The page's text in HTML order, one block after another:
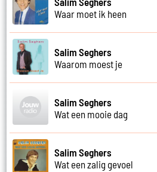
Waar moet ik heen
Salim Seghers
Waarom moest je
Salim Seghers
Wat een mooie dag
Salim Seghers
Wat een zalig gevoel